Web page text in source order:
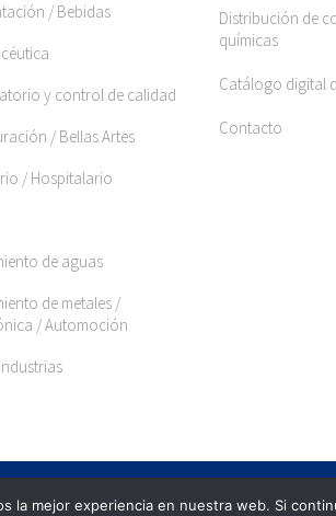
/ Bebidas
y control de calidad
/ Bellas Artes
/ Hospitalario
de aguas
de metales /
/ Automoción
Distribución de
químicas
Catálogo digital
Contacto
la mejor experiencia en nuestra web. Si